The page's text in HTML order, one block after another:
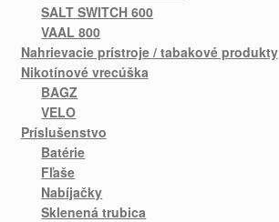
SALT SWITCH 600
VAAL 800
Nahrievacie prístroje / tabakové produkty
Nikotínové vrecúška
BAGZ
VELO
Príslušenstvo
Batérie
Fľaše
Nabíjačky
Sklenená trubica